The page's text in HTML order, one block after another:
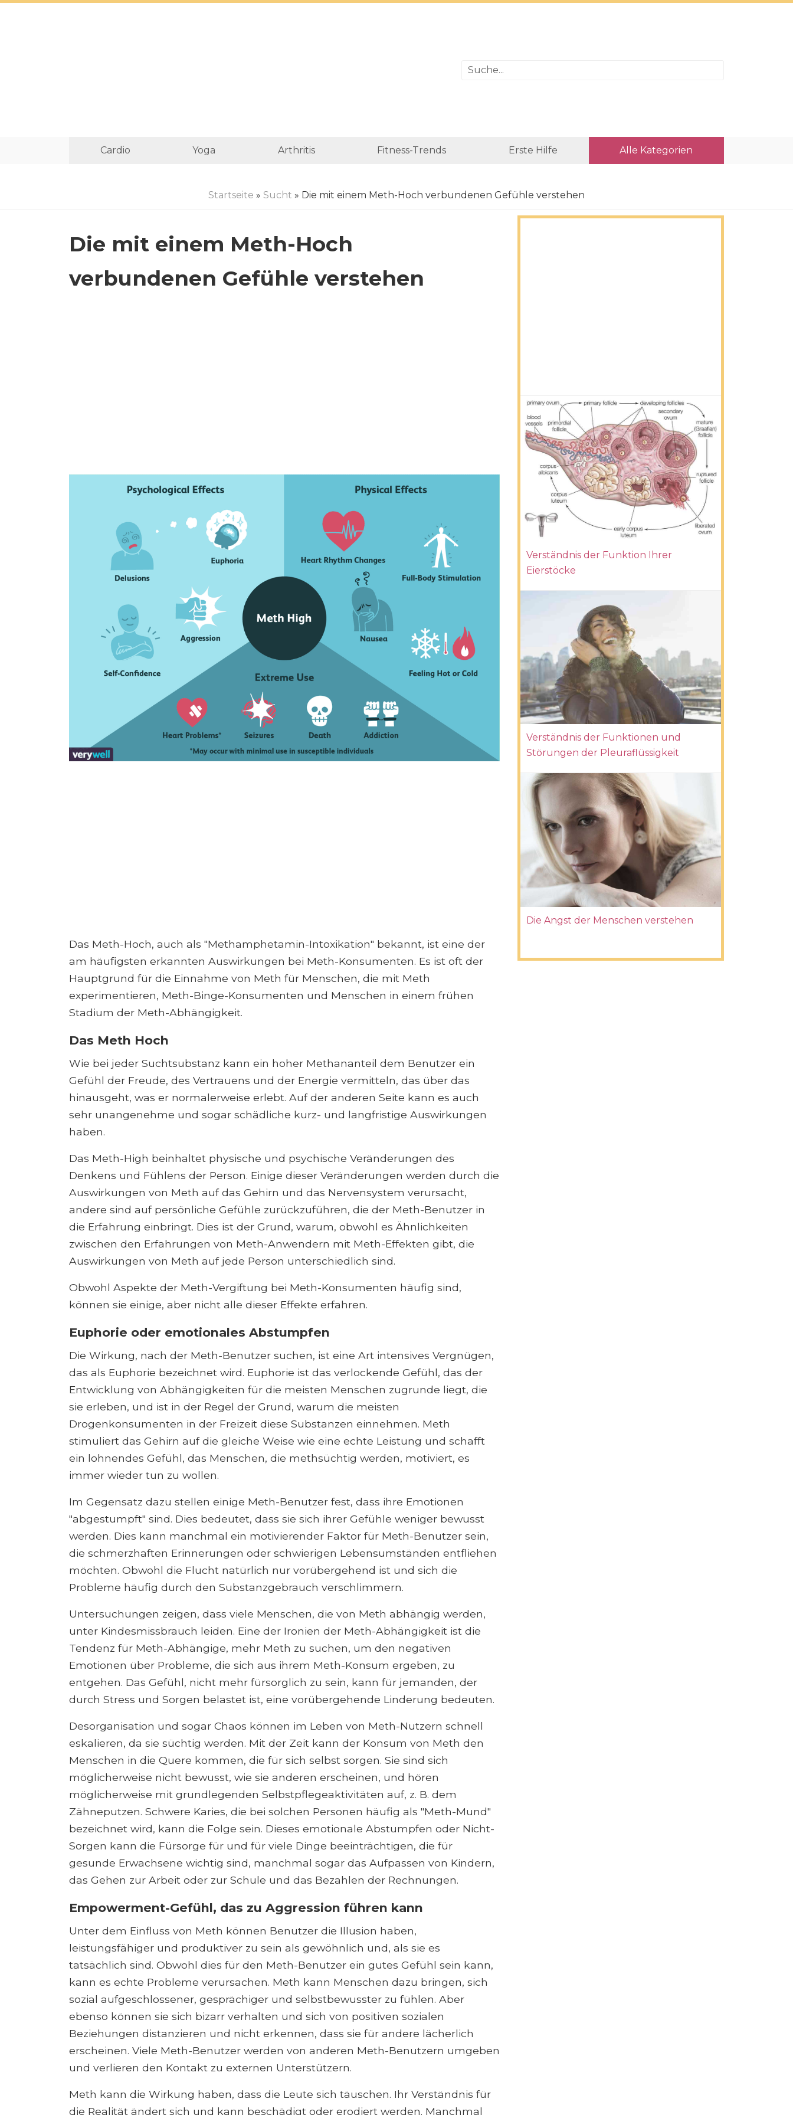
Cardio Yoga Arthritis Fitness-Trends Erste Hilfe Alle Kategorien
Startseite » Sucht » Die mit einem Meth-Hoch verbundenen Gefühle verstehen
Die mit einem Meth-Hoch
verbundenen Gefühle verstehen
Das Meth-Hoch, auch als "Methamphetamin-Intoxikation" bekannt, ist eine der
am häufigsten erkannten Auswirkungen bei Meth-Konsumenten. Es ist oft der
Hauptgrund für die Einnahme von Meth für Menschen, die mit Meth
experimentieren, Meth-Binge-Konsumenten und Menschen in einem frühen
Stadium der Meth-Abhängigkeit.
Das Meth Hoch
Wie bei jeder Suchtsubstanz kann ein hoher Methananteil dem Benutzer ein
Gefühl der Freude, des Vertrauens und der Energie vermitteln, das über das
hinausgeht, was er normalerweise erlebt. Auf der anderen Seite kann es auch
sehr unangenehme und sogar schädliche kurz- und langfristige Auswirkungen
haben.
Das Meth-High beinhaltet physische und psychische Veränderungen des
Denkens und Fühlens der Person. Einige dieser Veränderungen werden durch die
Auswirkungen von Meth auf das Gehirn und das Nervensystem verursacht,
andere sind auf persönliche Gefühle zurückzuführen, die der Meth-Benutzer in
die Erfahrung einbringt. Dies ist der Grund, warum, obwohl es Ähnlichkeiten
zwischen den Erfahrungen von Meth-Anwendern mit Meth-Effekten gibt, die
Auswirkungen von Meth auf jede Person unterschiedlich sind.
Obwohl Aspekte der Meth-Vergiftung bei Meth-Konsumenten häufig sind,
können sie einige, aber nicht alle dieser Effekte erfahren.
Euphorie oder emotionales Abstumpfen
Die Wirkung, nach der Meth-Benutzer suchen, ist eine Art intensives Vergnügen,
das als Euphorie bezeichnet wird. Euphorie ist das verlockende Gefühl, das der
Entwicklung von Abhängigkeiten für die meisten Menschen zugrunde liegt, die
sie erleben, und ist in der Regel der Grund, warum die meisten
Drogenkonsumenten in der Freizeit diese Substanzen einnehmen. Meth
stimuliert das Gehirn auf die gleiche Weise wie eine echte Leistung und schafft
ein lohnendes Gefühl, das Menschen, die methsüchtig werden, motiviert, es
immer wieder tun zu wollen.
Im Gegensatz dazu stellen einige Meth-Benutzer fest, dass ihre Emotionen
"abgestumpft" sind. Dies bedeutet, dass sie sich ihrer Gefühle weniger bewusst
werden. Dies kann manchmal ein motivierender Faktor für Meth-Benutzer sein,
die schmerzhaften Erinnerungen oder schwierigen Lebensumständen entfliehen
möchten. Obwohl die Flucht natürlich nur vorübergehend ist und sich die
Probleme häufig durch den Substanzgebrauch verschlimmern.
Untersuchungen zeigen, dass viele Menschen, die von Meth abhängig werden,
unter Kindesmissbrauch leiden. Eine der Ironien der Meth-Abhängigkeit ist die
Tendenz für Meth-Abhängige, mehr Meth zu suchen, um den negativen
Emotionen über Probleme, die sich aus ihrem Meth-Konsum ergeben, zu
entgehen. Das Gefühl, nicht mehr fürsorglich zu sein, kann für jemanden, der
durch Stress und Sorgen belastet ist, eine vorübergehende Linderung bedeuten.
Desorganisation und sogar Chaos können im Leben von Meth-Nutzern schnell
eskalieren, da sie süchtig werden. Mit der Zeit kann der Konsum von Meth den
Menschen in die Quere kommen, die für sich selbst sorgen. Sie sind sich
möglicherweise nicht bewusst, wie sie anderen erscheinen, und hören
möglicherweise mit grundlegenden Selbstpflegeaktivitäten auf, z. B. dem
Zähneputzen. Schwere Karies, die bei solchen Personen häufig als "Meth-Mund"
bezeichnet wird, kann die Folge sein. Dieses emotionale Abstumpfen oder Nicht-
Sorgen kann die Fürsorge für und für viele Dinge beeinträchtigen, die für
gesunde Erwachsene wichtig sind, manchmal sogar das Aufpassen von Kindern,
das Gehen zur Arbeit oder zur Schule und das Bezahlen der Rechnungen.
Empowerment-Gefühl, das zu Aggression führen kann
Unter dem Einfluss von Meth können Benutzer die Illusion haben,
leistungsfähiger und produktiver zu sein als gewöhnlich und, als sie es
tatsächlich sind. Obwohl dies für den Meth-Benutzer ein gutes Gefühl sein kann,
kann es echte Probleme verursachen. Meth kann Menschen dazu bringen, sich
sozial aufgeschlossener, gesprächiger und selbstbewusster zu fühlen. Aber
ebenso können sie sich bizarr verhalten und sich von positiven sozialen
Beziehungen distanzieren und nicht erkennen, dass sie für andere lächerlich
erscheinen. Viele Meth-Benutzer werden von anderen Meth-Benutzern umgeben
und verlieren den Kontakt zu externen Unterstützern.
Meth kann die Wirkung haben, dass die Leute sich täuschen. Ihr Verständnis für
die Realität ändert sich und kann beschädigt oder erodiert werden. Manchmal
Verständnis der Funktion Ihrer
Eierstöcke
Verständnis der Funktionen und
Störungen der Pleuraflüssigkeit
Die Angst der Menschen verstehen